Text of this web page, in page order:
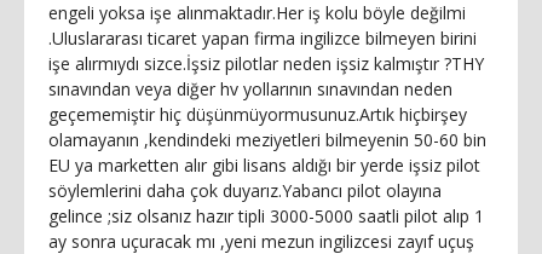
engeli yoksa işe alınmaktadır.Her iş kolu böyle değilmi
.Uluslararası ticaret yapan firma ingilizce bilmeyen birini
işe alırmıydı sizce.İşsiz pilotlar neden işsiz kalmıştır ?THY
sınavından veya diğer hv yollarının sınavından neden
geçememiştir hiç düşünmüyormusunuz.Artık hiçbirşey
olamayanın ,kendindeki meziyetleri bilmeyenin 50-60 bin
EU ya marketten alır gibi lisans aldığı bir yerde işsiz pilot
söylemlerini daha çok duyarız.Yabancı pilot olayına
gelince ;siz olsanız hazır tipli 3000-5000 saatli pilot alıp 1
ay sonra uçuracak mı ,yeni mezun ingilizcesi zayıf uçuş